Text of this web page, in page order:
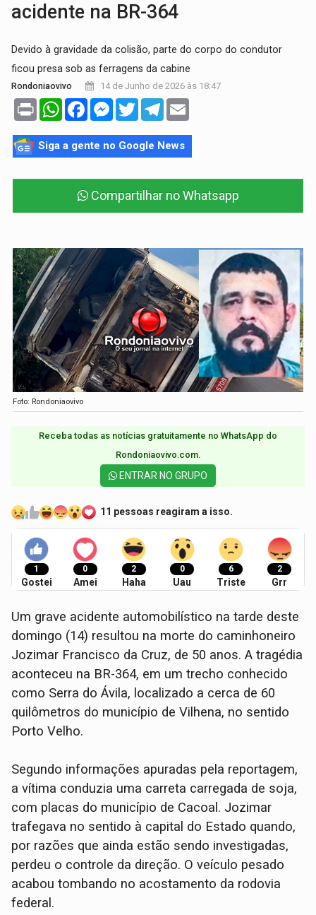
acidente na BR-364
Devido à gravidade da colisão, parte do corpo do condutor
ficou presa sob as ferragens da cabine
Rondoniaovivo 14 de Junho de 2026 às 18:47
Print WhatsAppFacebookMessenger
TwitterTelegram
Siga a gente no Google News
Compartilhar no Whatsapp
Foto: Rondoniaovivo
Receba todas as notícias gratuitamente no WhatsApp do
Rondoniaovivo.com.​
ENTRAR NO GRUPO
11 pessoas reagiram a isso.
1
Gostei
0
Amei
2
Haha
0
Uau
6
Triste
2
Grr
Um grave acidente automobilístico na tarde deste
domingo (14) resultou na morte do caminhoneiro
Jozimar Francisco da Cruz, de 50 anos. A tragédia
aconteceu na BR-364, em um trecho conhecido
como Serra do Ávila, localizado a cerca de 60
quilômetros do município de Vilhena, no sentido
Porto Velho.
​Segundo informações apuradas pela reportagem,
a vítima conduzia uma carreta carregada de soja,
com placas do município de Cacoal. Jozimar
trafegava no sentido à capital do Estado quando,
por razões que ainda estão sendo investigadas,
perdeu o controle da direção. O veículo pesado
acabou tombando no acostamento da rodovia
federal.